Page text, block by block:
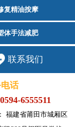
复精油按摩
体手法减肥
联系我们
话
6555511
福建省莆田市城厢区